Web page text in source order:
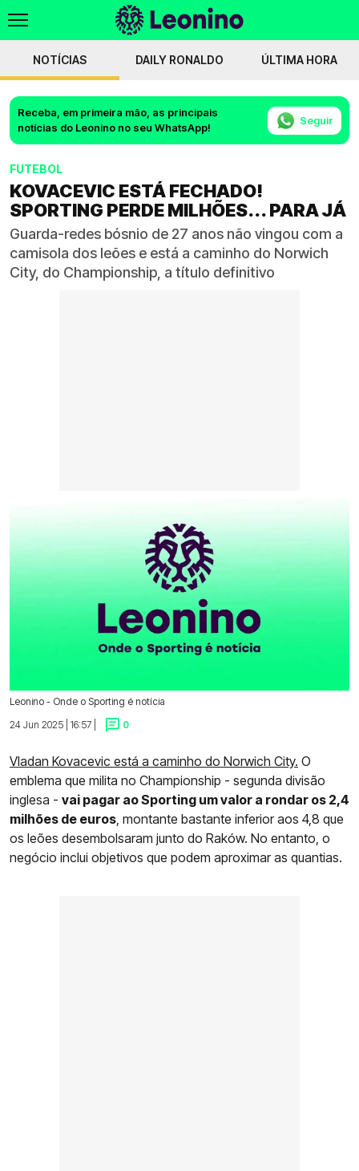
NOTÍCIAS DAILY RONALDO ÚLTIMA HORA
Receba, em primeira mão, as principais
notícias do Leonino no seu WhatsApp!
Seguir
FUTEBOL
KOVACEVIC ESTÁ FECHADO!
SPORTING PERDE MILHÕES... PARA JÁ
Guarda-redes bósnio de 27 anos não vingou com a
camisola dos leões e está a caminho do Norwich
City, do Championship, a título definitivo
Leonino - Onde o Sporting é notícia
24 Jun 2025 | 16:57 |
0
Vladan Kovacevic está a caminho do Norwich City. O
emblema que milita no Championship - segunda divisão
inglesa - vai pagar ao Sporting um valor a rondar os 2,4
milhões de euros, montante bastante inferior aos 4,8 que
os leões desembolsaram junto do Raków. No entanto, o
negócio inclui objetivos que podem aproximar as quantias.